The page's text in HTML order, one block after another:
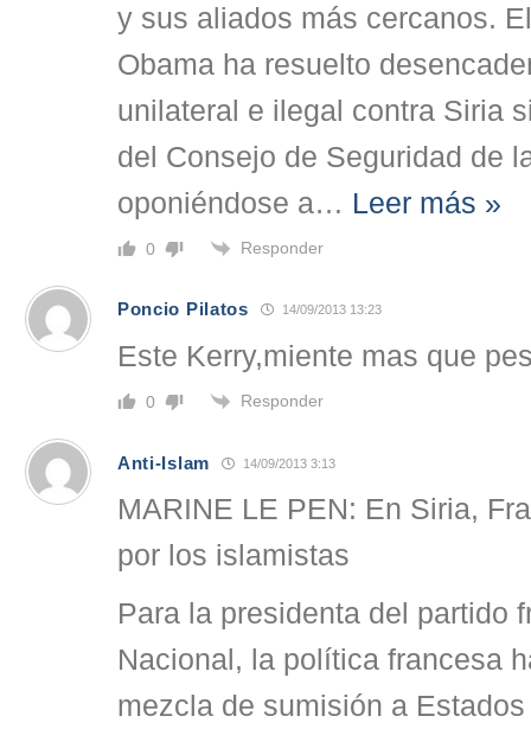
y sus aliados más cercanos.
Obama ha resuelto
unilateral e ilegal contra Siria
del Consejo de Seguridad de
oponiéndose a… Leer más »
0 Responder
Poncio Pilatos 14/09/2013 13:23
Este Kerry,miente mas que
0 Responder
Anti-Islam 14/09/2013 3:13
MARINE LE PEN: En Siria,
por los islamistas
Para la presidenta del partido
Nacional, la política francesa
mezcla de sumisión a